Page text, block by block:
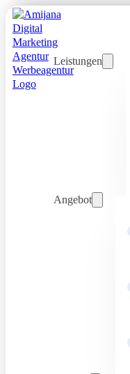
Leistungen
Angebot